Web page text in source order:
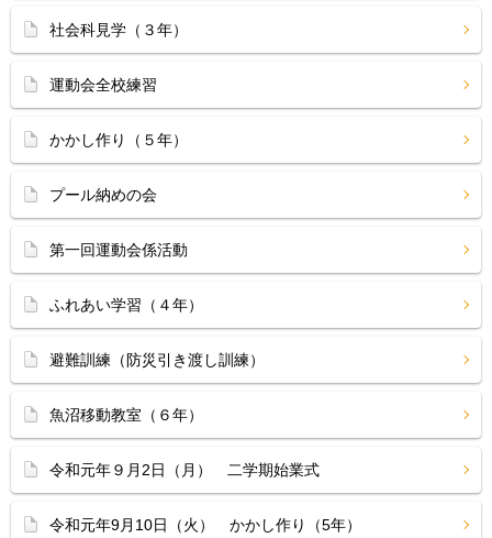
社会科見学（３年）
運動会全校練習
かかし作り（５年）
プール納めの会
第一回運動会係活動
ふれあい学習（４年）
避難訓練（防災引き渡し訓練）
魚沼移動教室（６年）
令和元年９月2日（月） 二学期始業式
令和元年9月10日（火） かかし作り（5年）